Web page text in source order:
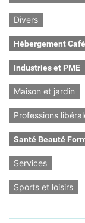
Divers
Hébergement
Industries et PME
Maison et jardin
Professions
Santé Beauté
Services
Sports et loisirs